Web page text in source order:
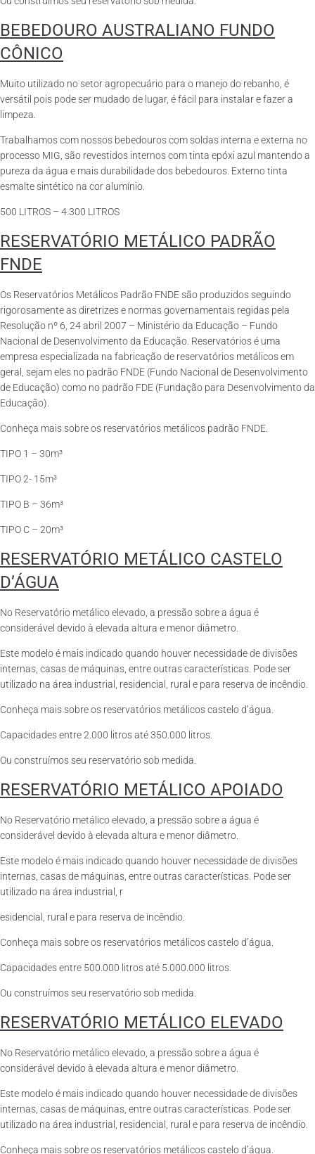
BEBEDOURO AUSTRALIANO FUNDO
CÔNICO
Muito utilizado no setor agropecuário para o manejo do rebanho, é
versátil pois pode ser mudado de lugar, é fácil para instalar e fazer a
limpeza.
Trabalhamos com nossos bebedouros com soldas interna e externa no
processo MIG, são revestidos internos com tinta epóxi azul mantendo a
pureza da água e mais durabilidade dos bebedouros. Externo tinta
esmalte sintético na cor alumínio.
500 LITROS – 4.300 LITROS
RESERVATÓRIO METÁLICO PADRÃO
FNDE
Os Reservatórios Metálicos Padrão FNDE são produzidos seguindo
rigorosamente as diretrizes e normas governamentais regidas pela
Resolução nº 6, 24 abril 2007 – Ministério da Educação – Fundo
Nacional de Desenvolvimento da Educação. Reservatórios é uma
empresa especializada na fabricação de reservatórios metálicos em
geral, sejam eles no padrão FNDE (Fundo Nacional de Desenvolvimento
de Educação) como no padrão FDE (Fundação para Desenvolvimento da
Educação).
Conheça mais sobre os reservatórios metálicos padrão FNDE.
TIPO 1 – 30m³
TIPO 2- 15m³
TIPO B – 36m³
TIPO C – 20m³
RESERVATÓRIO METÁLICO CASTELO
D’ÁGUA
No Reservatório metálico elevado, a pressão sobre a água é
considerável devido à elevada altura e menor diâmetro.
Este modelo é mais indicado quando houver necessidade de divisões
internas, casas de máquinas, entre outras características. Pode ser
utilizado na área industrial, residencial, rural e para reserva de incêndio.
Conheça mais sobre os reservatórios metálicos castelo d’água.
Capacidades entre 2.000 litros até 350.000 litros.
Ou construímos seu reservatório sob medida.
RESERVATÓRIO METÁLICO APOIADO
No Reservatório metálico elevado, a pressão sobre a água é
considerável devido à elevada altura e menor diâmetro.
Este modelo é mais indicado quando houver necessidade de divisões
internas, casas de máquinas, entre outras características. Pode ser
utilizado na área industrial, r
esidencial, rural e para reserva de incêndio.
Conheça mais sobre os reservatórios metálicos castelo d’água.
Capacidades entre 500.000 litros até 5.000.000 litros.
Ou construímos seu reservatório sob medida.
RESERVATÓRIO METÁLICO ELEVADO
No Reservatório metálico elevado, a pressão sobre a água é
considerável devido à elevada altura e menor diâmetro.
Este modelo é mais indicado quando houver necessidade de divisões
internas, casas de máquinas, entre outras características. Pode ser
utilizado na área industrial, residencial, rural e para reserva de incêndio.
Conheça mais sobre os reservatórios metálicos castelo d’água.